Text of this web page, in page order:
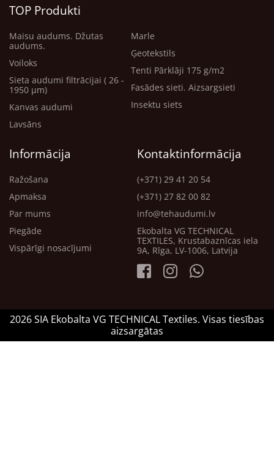
TOP Produkti
Maisu audums. Džutas
audums.
Voiloks
Sieta audumi filtrācijai ( 26 -
1950 μm)
Kanvas audumi
Lavsāns
Marle
Ģeotekstils
Tenti Pārklāji 175 g/m2
Fasādes sieti. Aizsargsieti
Insektu siets
Informācija
Ražošana
Apmaksa
Par mums
Piegāde
Vispārīgi nosacījumi
Kontaktinformācija
(+371) 29 41 20 54
(+371) 27 82 00 82
info@tehaudumi.lv
Ekobalta VG TECHNICAL
TEXTILES, Krustabaznīcas iela
9A, Rīga, LV-1006, Latvija
2026 SIA Ekobalta VG TECHNICAL Textiles. Visas tiesības
aizsargātas